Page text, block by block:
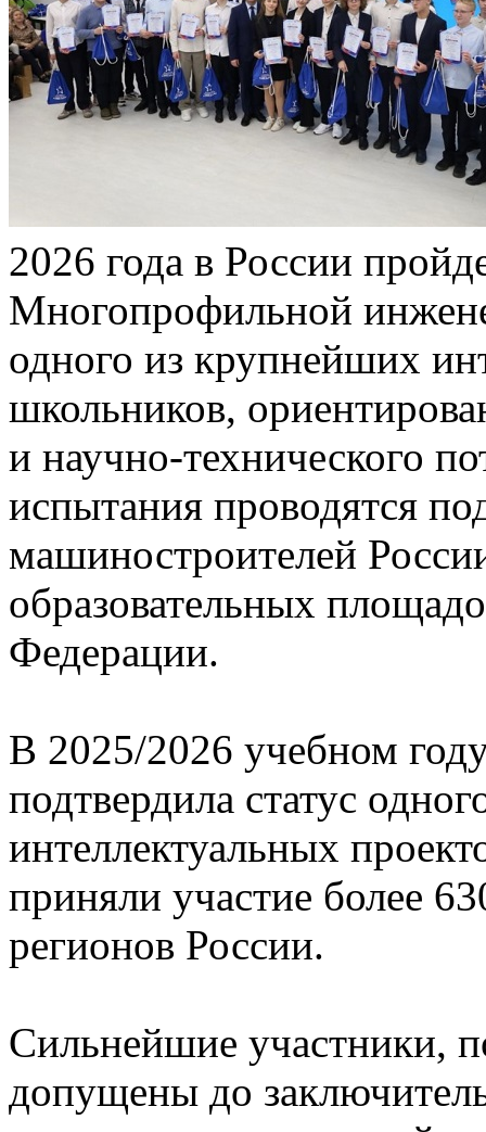
2026 года в России
Многопрофильной
одного из крупнейших
школьников,
и научно-технического
испытания проводятся
машиностроителей
образовательных
Федерации.
В 2025/2026 учебном
подтвердила статус
интеллектуальных
приняли участие более
регионов России.
Сильнейшие участники,
допущены до